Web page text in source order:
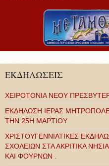
ΕΚΔΗΛΩΣΕΙΣ
ΧΕΙΡΟΤΟΝΙΑ ΝΕΟΥ
ΕΚΔΗΛΩΣΗ ΙΕΡΑΣ
ΤΗΝ 25Η ΜΑΡΤΙΟΥ
ΧΡΙΣΤΟΥΓΕΝΝΙΑΤΙΚΕΣ
ΣΧΟΛΕΙΩΝ ΣΤΑ ΑΚΡΙΤΙΚΑ
ΚΑΙ ΦΟΥΡΝΩΝ .